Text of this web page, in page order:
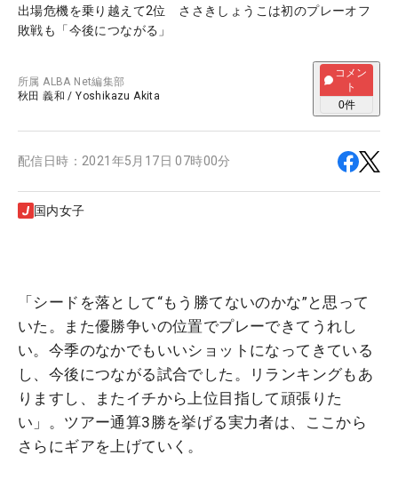
出場危機を乗り越えて2位 ささきしょうこは初のプレーオフ
敗戦も「今後につながる」
所属ALBA Net編集部
秋田 義和 /Yoshikazu Akita
コメン
ト
0件
配信日時： 2021年5月17日 07時00分
国内女子
「シードを落として“もう勝てないのかな”と思って
いた。また優勝争いの位置でプレーできてうれし
い。今季のなかでもいいショットになってきている
し、今後につながる試合でした。リランキングもあ
りますし、またイチから上位目指して頑張りた
い」。ツアー通算3勝を挙げる実力者は、ここから
さらにギアを上げていく。